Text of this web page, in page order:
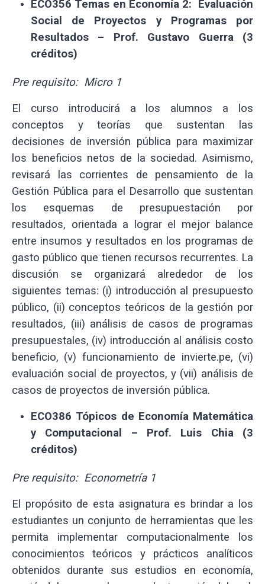
ECO356 Temas en Economía 2: Evaluación
Social de Proyectos y Programas por
Resultados – Prof. Gustavo Guerra (3
créditos)
Pre requisito: Micro 1
El curso introducirá a los alumnos a los
conceptos y teorías que sustentan las
decisiones de inversión pública para maximizar
los beneficios netos de la sociedad. Asimismo,
revisará las corrientes de pensamiento de la
Gestión Pública para el Desarrollo que sustentan
los esquemas de presupuestación por
resultados, orientada a lograr el mejor balance
entre insumos y resultados en los programas de
gasto público que tienen recursos recurrentes. La
discusión se organizará alrededor de los
siguientes temas: (i) introducción al presupuesto
público, (ii) conceptos teóricos de la gestión por
resultados, (iii) análisis de casos de programas
presupuestales, (iv) introducción al análisis costo
beneficio, (v) funcionamiento de invierte.pe, (vi)
evaluación social de proyectos, y (vii) análisis de
casos de proyectos de inversión pública.
ECO386 Tópicos de Economía Matemática
y Computacional – Prof. Luis Chia (3
créditos)
Pre requisito: Econometría 1
El propósito de esta asignatura es brindar a los
estudiantes un conjunto de herramientas que les
permita implementar computacionalmente los
conocimientos teóricos y prácticos analíticos
obtenidos durante sus estudios en economía,